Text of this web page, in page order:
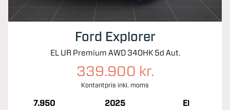
Ford Explorer
EL UR Premium AWD 340HK 5d Aut.
339.900 kr.
Kontantpris inkl. moms
7.950
2025
El